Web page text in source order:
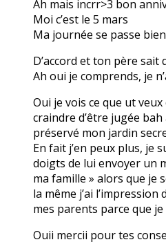
Ah mais incrr>3 bon
Moi c’est le 5 mars
Ma journée se passe
D’accord et ton père sait
Ah oui je comprends, je
Oui je vois ce que ut
craindre d’être jugée
préservé mon jardin
En fait j’en peux plus, je
doigts de lui envoyer un
ma famille » alors que je
la même j’ai
mes parents parce que
Ouii mercii pour tes